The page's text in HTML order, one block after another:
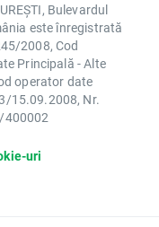
Bulevardul
este înregistrată
2008, Cod
Principală - Alte
operator date
15.09.2008, Nr.
400002
uri